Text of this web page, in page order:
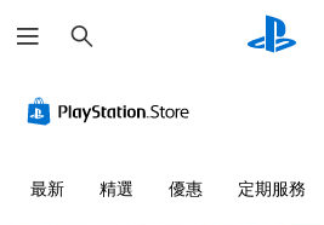
尋
最新 精選 優惠 定期服務